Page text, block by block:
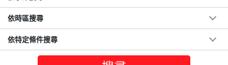
依時區搜尋
依特定條件搜尋